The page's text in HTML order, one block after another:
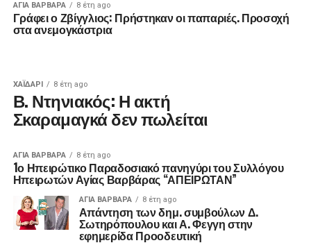
ΑΓΙΑ ΒΑΡΒΑΡΑ 8 έτη ago
Γράφει ο Ζβίγγλιος: Πρήστηκαν οι παπαριές. Προσοχή
στα ανεμογκάστρια
ΧΑΪΔΑΡΙ 8 έτη ago
Β. Ντηνιακός: Η ακτή
Σκαραμαγκά δεν πωλείται
ΑΓΙΑ ΒΑΡΒΑΡΑ 8 έτη ago
1ο Ηπειρώτικο Παραδοσιακό πανηγύρι του Συλλόγου
Ηπειρωτών Αγίας Βαρβάρας “ΑΠΕΙΡΩΤΑΝ”
ΑΓΙΑ ΒΑΡΒΑΡΑ 8 έτη ago
Απάντηση των δημ. συμβούλων Δ.
Σωτηρόπουλου και Α. Φεγγη στην
εφημερίδα Προοδευτική